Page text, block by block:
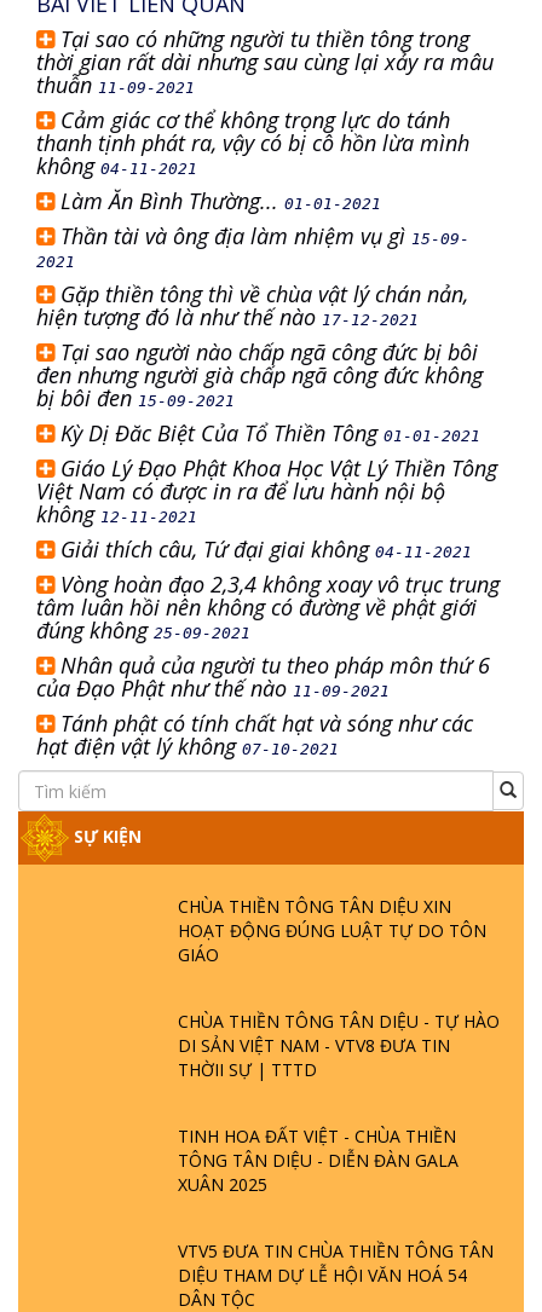
Tại sao có những người tu thiền tông trong
thời gian rất dài nhưng sau cùng lại xảy ra mâu
thuẫn 11-09-2021
Cảm giác cơ thể không trọng lực do tánh
thanh tịnh phát ra, vậy có bị cô hồn lừa mình
không 04-11-2021
Làm Ăn Bình Thường... 01-01-2021
Thần tài và ông địa làm nhiệm vụ gì 15-09-
2021
Gặp thiền tông thì về chùa vật lý chán nản,
hiện tượng đó là như thế nào 17-12-2021
Tại sao người nào chấp ngã công đức bị bôi
đen nhưng người già chấp ngã công đức không
bị bôi đen 15-09-2021
Kỳ Dị Đăc Biệt Của Tổ Thiền Tông 01-01-2021
Giáo Lý Đạo Phật Khoa Học Vật Lý Thiền Tông
Việt Nam có được in ra để lưu hành nội bộ
không 12-11-2021
Giải thích câu, Tứ đại giai không 04-11-2021
Vòng hoàn đạo 2,3,4 không xoay vô trục trung
tâm luân hồi nên không có đường về phật giới
đúng không 25-09-2021
Nhân quả của người tu theo pháp môn thứ 6
của Đạo Phật như thế nào 11-09-2021
Tánh phật có tính chất hạt và sóng như các
hạt điện vật lý không 07-10-2021
SỰ KIỆN
CHÙA THIỀN TÔNG TÂN DIỆU XIN
HOẠT ĐỘNG ĐÚNG LUẬT TỰ DO TÔN
GIÁO
CHÙA THIỀN TÔNG TÂN DIỆU - TỰ HÀO
DI SẢN VIỆT NAM - VTV8 ĐƯA TIN
THỜII SỰ | TTTD
TINH HOA ĐẤT VIỆT - CHÙA THIỀN
TÔNG TÂN DIỆU - DIỄN ĐÀN GALA
XUÂN 2025
VTV5 ĐƯA TIN CHÙA THIỀN TÔNG TÂN
DIỆU THAM DỰ LỄ HỘI VĂN HOÁ 54
DÂN TỘC